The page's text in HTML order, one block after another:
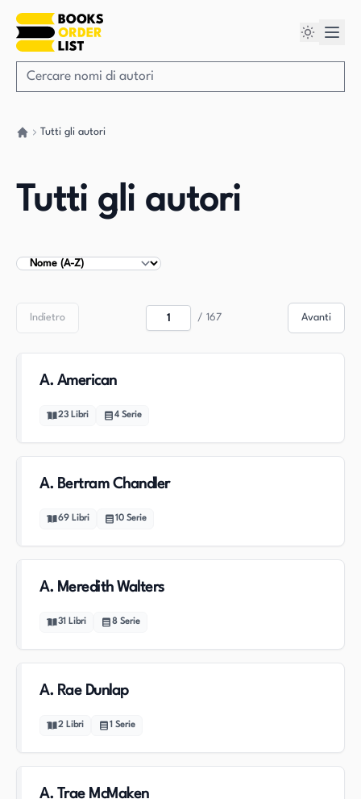
Tutti gli autori
Tutti gli autori
Ordina autori
Indietro / 167 Avanti
A. American
23 Libri 4 Serie
A. Bertram Chandler
69 Libri 10 Serie
A. Meredith Walters
31 Libri 8 Serie
A. Rae Dunlap
2 Libri 1 Serie
A. Trae McMaken